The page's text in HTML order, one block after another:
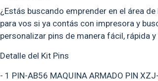
¿Estás buscando emprender en el área
para vos si ya contás con impresora y
personalizar pins de manera fácil, rápida
Detalle del Kit Pins
- 1 PIN-AB56 MAQUINA ARMADO PIN